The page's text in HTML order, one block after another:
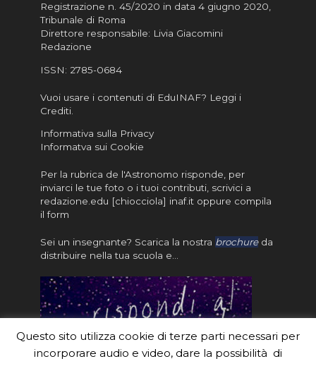
Registrazione n. 45/2020 in data 4 giugno 2020,
Tribunale di Roma
Direttore responsabile: Livia Giacomini
Redazione
ISSN: 2785-0684
Vuoi usare i contenuti di EduINAF? Leggi i
Crediti.
Informativa sulla Privacy
Informatva sui Cookie
Per la rubrica de l'Astronomo risponde, per
inviarci le tue foto o i tuoi contributi, scrivici a
redazione.edu [chiocciola] inaf.it oppure compila
il form
Sei un insegnante? Scarica la nostra brochureda
distribuire nella tua scuola e…
Questo sito utilizza cookie di terze parti necessari per
incorporare audio e video, dare la possibilità di